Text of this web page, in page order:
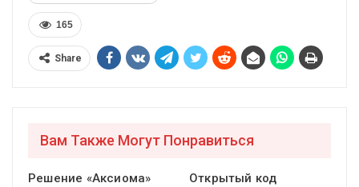
165
Share
Вам Также Могут Понравиться
Решение «Аксиома»
Открытый код